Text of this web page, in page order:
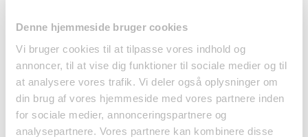
Denne hjemmeside bruger cookies
Vi bruger cookies til at tilpasse vores indhold og
annoncer, til at vise dig funktioner til sociale medier og til
at analysere vores trafik. Vi deler også oplysninger om
din brug af vores hjemmeside med vores partnere inden
for sociale medier, annonceringspartnere og
analysepartnere. Vores partnere kan kombinere disse